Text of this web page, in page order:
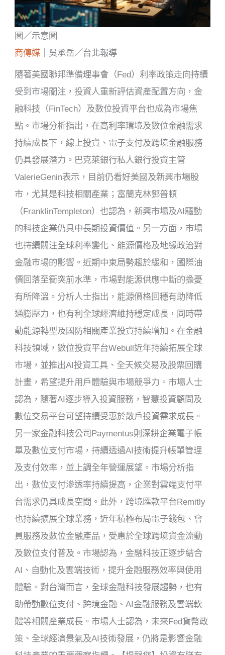
圖／示意圖
商傳媒 ｜吳承岳／台北報導
隨著美國聯邦準備理事會（Fed）利率政策走向持續
受到市場關注，投資人重新評估資產配置方向，金
融科技（FinTech）及數位投資平台也成為市場焦
點。市場分析指出，在高利率環境及數位金融需求
持續成長下，線上投資、電子支付及跨境金融服務
仍具發展潛力。巴克萊銀行私人銀行投資主管
ValerieGenin表示，目前仍看好美國及新興市場股
市，尤其是科技相關產業；富蘭克林鄧普頓
（FranklinTempleton）也認為，新興市場及AI驅動
的科技企業仍具中長期投資價值。另一方面，市場
也持續關注全球利率變化、能源價格及地緣政治對
金融市場的影響。近期中東局勢趨於緩和，國際油
價回落至衝突前水準，市場對能源供應中斷的擔憂
有所降溫。分析人士指出，能源價格回穩有助降低
通膨壓力，也有利全球經濟維持穩定成長，同時帶
動能源轉型及國防相關產業投資持續增加。在金融
科技領域，數位投資平台Webull近年持續拓展全球
市場，並推出AI投資工具、全天候交易及股票回購
計畫，希望提升用戶體驗與市場競爭力。市場人士
認為，隨著AI逐步導入投資服務，智慧投資顧問及
數位交易平台可望持續受惠於散戶投資需求成長。
另一家金融科技公司Paymentus則深耕企業電子帳
單及數位支付市場，持續透過AI技術提升帳單管理
及支付效率，並上調全年營運展望。市場分析指
出，數位支付滲透率持續提高，企業對雲端支付平
台需求仍具成長空間。此外，跨境匯款平台Remitly
也持續擴展全球業務，近年積極布局電子錢包、會
員服務及數位金融產品，受惠於全球跨境資金流動
及數位支付普及。市場認為，金融科技正逐步結合
AI、自動化及雲端技術，提升金融服務效率與使用
體驗。對台灣而言，全球金融科技發展趨勢，也有
助帶動數位支付、跨境金融、AI金融服務及雲端軟
體等相關產業成長。市場人士認為，未來Fed貨幣政
策、全球經濟景氣及AI技術發展，仍將是影響金融